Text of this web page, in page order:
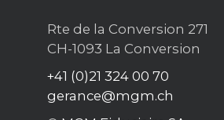
Rte de la Conversion 271
CH-1093 La Conversion
+41 (0)21 324 00 70
gerance@mgm.ch